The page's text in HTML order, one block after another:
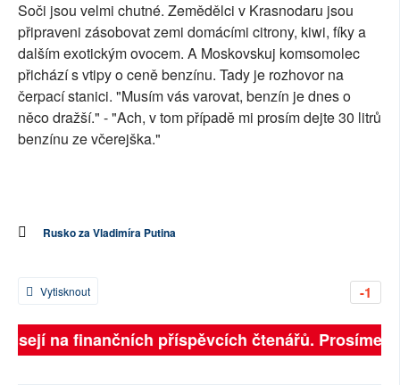
Soči jsou velmi chutné. Zemědělci v Krasnodaru jsou
připraveni zásobovat zemi domácími citrony, kiwi, fíky a
dalším exotickým ovocem. A Moskovskuj komsomolec
přichází s vtipy o ceně benzínu. Tady je rozhovor na
čerpací stanici. "Musím vás varovat, benzín je dnes o
něco dražší." - "Ach, v tom případě mi prosím dejte 30 litrů
benzínu ze včerejška."
Rusko za Vladimíra Putina
-1
Vytisknout
na finančních příspěvcích čtenářů. Prosíme,